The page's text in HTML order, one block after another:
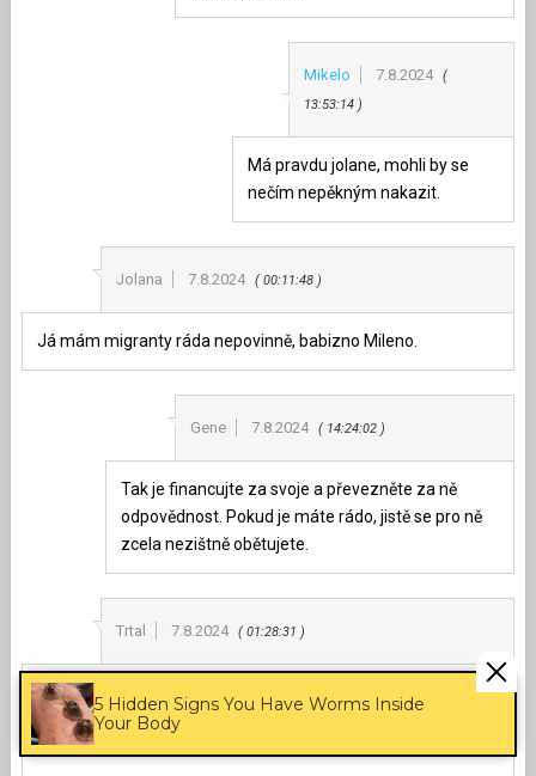
Mikelo 7.8.2024
13:53:14
Má pravdu jolane, mohli by se
nečím nepěkným nakazit.
Jolana 7.8.2024 00:11:48
Já mám migranty ráda nepovinně, babizno Mileno.
Gene 7.8.2024 14:24:02
Tak je financujte za svoje a převezněte za ně
odpovědnost. Pokud je máte rádo, jistě se pro ně
zcela nezištně obětujete.
Trtal 7.8.2024 01:28:31
Ona ta Evropa ani tak moc nevymírá, jak moc jsou spise
puvodni obyvatele sirokou agendou nadnarodniho rizeni
postupne vyhubeni a vyhnani ven…
5 Hidden Signs You Have Worms Inside
Your Body